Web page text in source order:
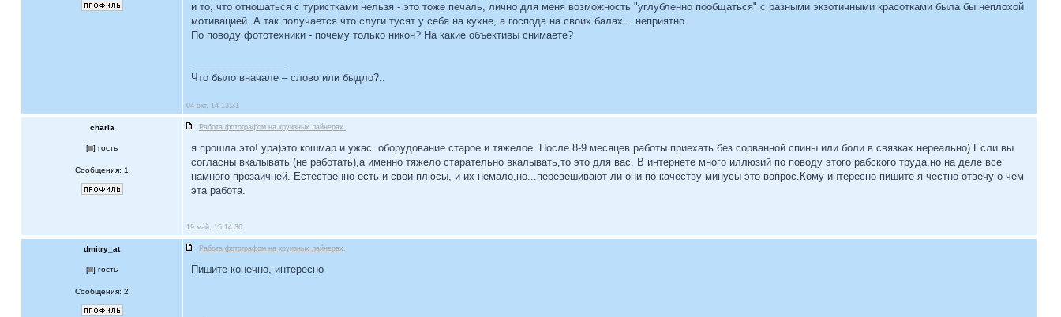
и то, что отношаться с туристками нельзя - это тоже печаль, лично для меня возможность "углубленно пообщаться" с разными экзотичными красотками была бы неплохой
мотивацией. А так получается что слуги тусят у себя на кухне, а господа на своих балах... неприятно.
По поводу фототехники - почему только никон? На какие объективы снимаете?
Что было вначале – слово или быдло?..
04 окт, 14 13:31
charla Работа фотографом на круизных лайнерах.
[ ] гость
Сообщения: 1
я прошла это! ура)это кошмар и ужас. оборудование старое и тяжелое. После 8-9 месяцев работы приехать без сорванной спины или боли в связках нереально) Если вы
согласны вкалывать (не работать),а именно тяжело старательно вкалывать,то это для вас. В интернете много иллюзий по поводу этого рабского труда,но на деле все
намного прозаичней. Естественно есть и свои плюсы, и их немало,но...перевешивают ли они по качеству минусы-это вопрос.Кому интересно-пишите я честно отвечу о чем
эта работа.
19 май, 15 14:36
dmitry_at Работа фотографом на круизных лайнерах.
[ ] гость
Сообщения: 2
Пишите конечно, интересно